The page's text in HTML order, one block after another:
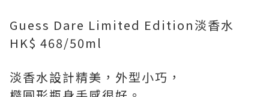
Guess Dare Limited Edition淡香水
HK$ 468/50ml
淡香水設計精美，外型小巧，